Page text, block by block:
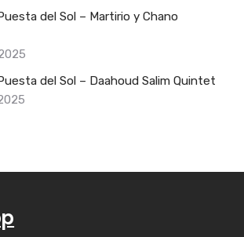
del Sol – Martirio y Chano
del Sol – Daahoud Salim Quintet